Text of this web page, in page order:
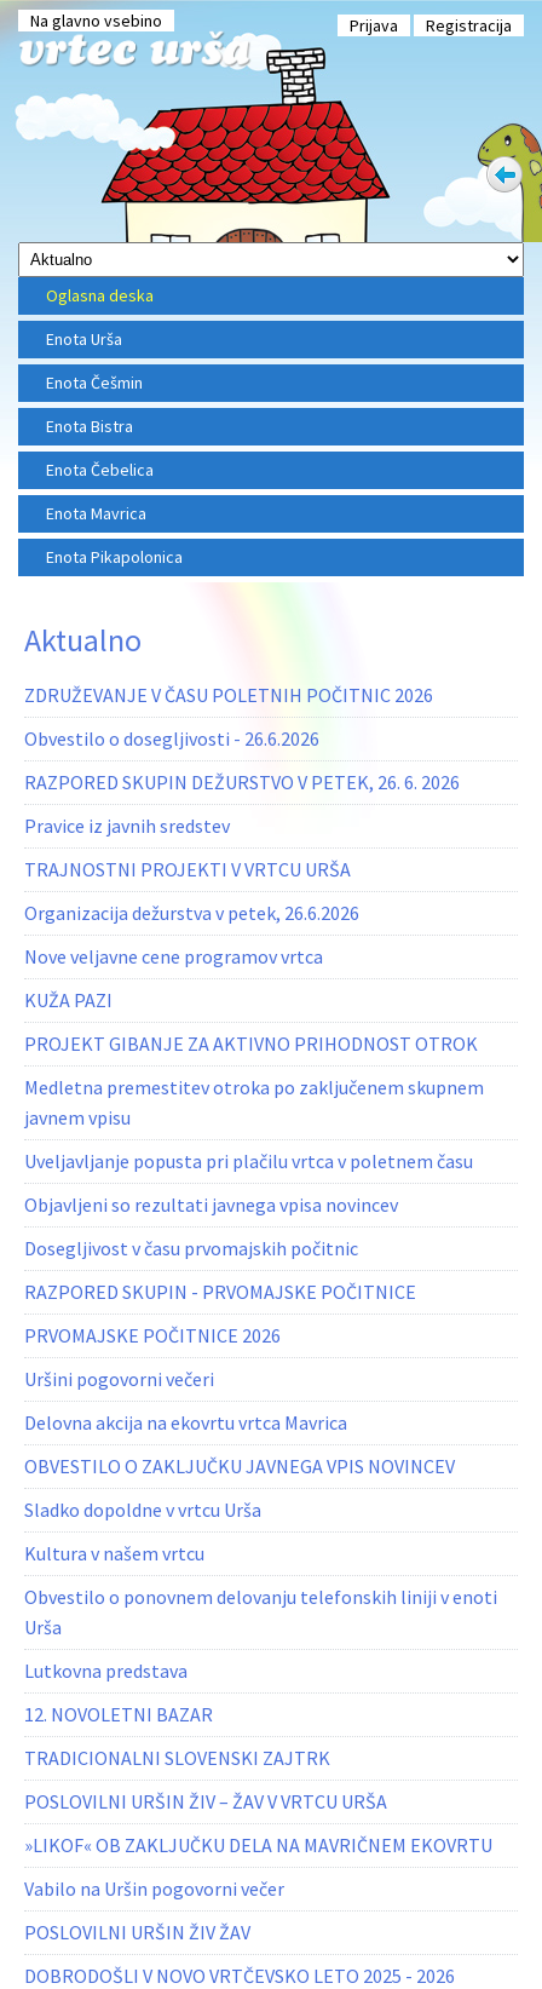
Na glavno vsebino Prijava Registracija
Oglasna deska
Enota Urša
Enota Češmin
Enota Bistra
Enota Čebelica
Enota Mavrica
Enota Pikapolonica
Aktualno
ZDRUŽEVANJE V ČASU POLETNIH POČITNIC 2026
Obvestilo o dosegljivosti - 26.6.2026
RAZPORED SKUPIN DEŽURSTVO V PETEK, 26. 6. 2026
Pravice iz javnih sredstev
TRAJNOSTNI PROJEKTI V VRTCU URŠA
Organizacija dežurstva v petek, 26.6.2026
Nove veljavne cene programov vrtca
KUŽA PAZI
PROJEKT GIBANJE ZA AKTIVNO PRIHODNOST OTROK
Medletna premestitev otroka po zaključenem skupnem
javnem vpisu
Uveljavljanje popusta pri plačilu vrtca v poletnem času
Objavljeni so rezultati javnega vpisa novincev
Dosegljivost v času prvomajskih počitnic
RAZPORED SKUPIN - PRVOMAJSKE POČITNICE
PRVOMAJSKE POČITNICE 2026
Uršini pogovorni večeri
Delovna akcija na ekovrtu vrtca Mavrica
OBVESTILO O ZAKLJUČKU JAVNEGA VPIS NOVINCEV
Sladko dopoldne v vrtcu Urša
Kultura v našem vrtcu
Obvestilo o ponovnem delovanju telefonskih liniji v enoti
Urša
Lutkovna predstava
12. NOVOLETNI BAZAR
TRADICIONALNI SLOVENSKI ZAJTRK
POSLOVILNI URŠIN ŽIV – ŽAV V VRTCU URŠA
»LIKOF« OB ZAKLJUČKU DELA NA MAVRIČNEM EKOVRTU
Vabilo na Uršin pogovorni večer
POSLOVILNI URŠIN ŽIV ŽAV
DOBRODOŠLI V NOVO VRTČEVSKO LETO 2025 - 2026